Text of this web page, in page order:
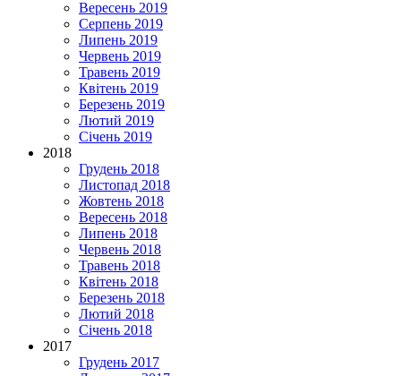
Вересень 2019
Серпень 2019
Липень 2019
Червень 2019
Травень 2019
Квітень 2019
Березень 2019
Лютий 2019
Січень 2019
2018
Грудень 2018
Листопад 2018
Жовтень 2018
Вересень 2018
Липень 2018
Червень 2018
Травень 2018
Квітень 2018
Березень 2018
Лютий 2018
Січень 2018
2017
Грудень 2017